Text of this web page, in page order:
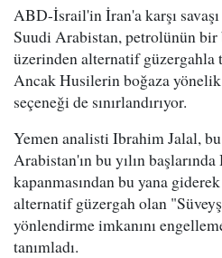
ABD-İsrail'in İran'a karşı savaşı
Suudi Arabistan, petrolünün
üzerinden alternatif güzergahla
Ancak Husilerin boğaza yönelik
seçeneği de sınırlandırıyor.
Yemen analisti Ibrahim Jalal,
Arabistan'ın bu yılın
kapanmasından bu yana
alternatif güzergah olan
yönlendirme imkanını
tanımladı.